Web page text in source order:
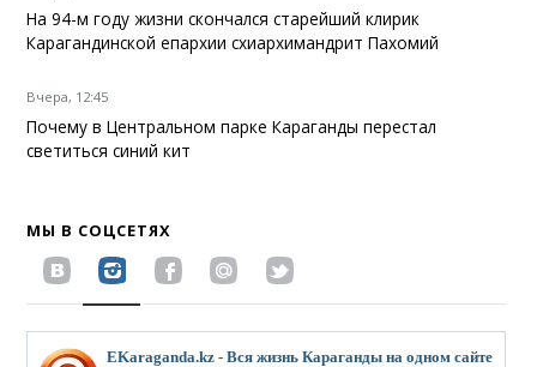
На 94-м году жизни скончался старейший клирик
Карагандинской епархии схиархимандрит Пахомий
Вчера, 12:45
Почему в Центральном парке Караганды перестал
светиться синий кит
МЫ В СОЦСЕТЯХ
EKaraganda.kz - Вся жизнь Караганды на одном сайте